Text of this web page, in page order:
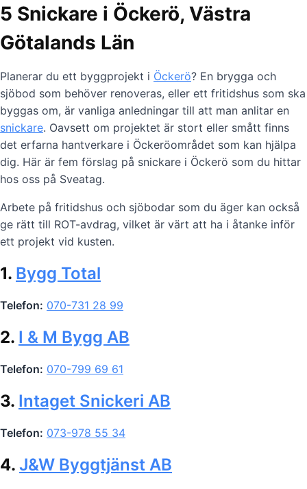
5 Snickare i Öckerö, Västra
Götalands Län
Planerar du ett byggprojekt i Öckerö? En brygga och
sjöbod som behöver renoveras, eller ett fritidshus som ska
byggas om, är vanliga anledningar till att man anlitar en
snickare. Oavsett om projektet är stort eller smått finns
det erfarna hantverkare i Öckeröområdet som kan hjälpa
dig. Här är fem förslag på snickare i Öckerö som du hittar
hos oss på Sveatag.
Arbete på fritidshus och sjöbodar som du äger kan också
ge rätt till ROT-avdrag, vilket är värt att ha i åtanke inför
ett projekt vid kusten.
1. Bygg Total
Telefon: 070-731 28 99
2. I & M Bygg AB
Telefon: 070-799 69 61
3. Intaget Snickeri AB
Telefon: 073-978 55 34
4. J&W Byggtjänst AB